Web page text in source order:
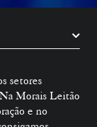
setores
Morais Leitão
e no